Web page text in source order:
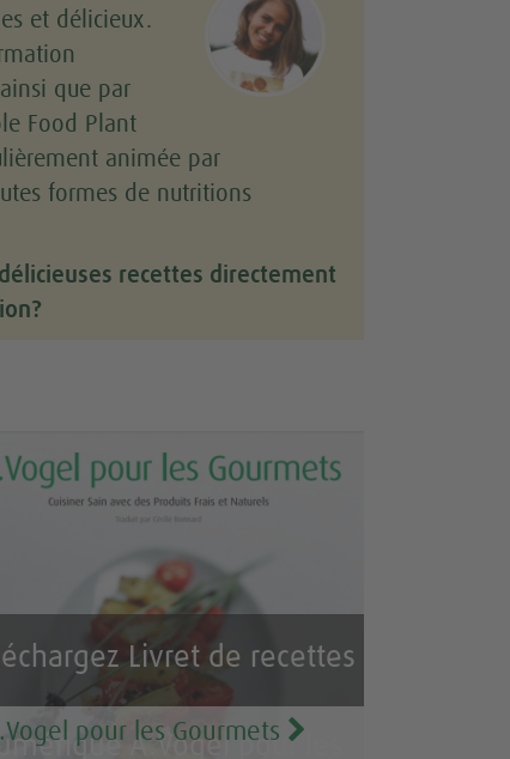
et délicieux.
que par
Food Plant
animée par
formes de nutritions
recettes directement
Livret de recettes
A.Vogel pour les
pour les Gourmets